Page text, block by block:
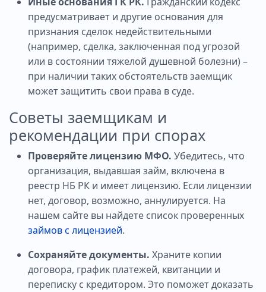
предусматривает и другие основания для
признания сделок недействительными
(например, сделка, заключенная под угрозой
или в состоянии тяжелой душевной болезни) –
при наличии таких обстоятельств заемщик
может защитить свои права в суде.
Советы заемщикам и
рекомендации при спорах
Проверяйте лицензию МФО. Убедитесь, что
организация, выдавшая займ, включена в
реестр НБ РК и имеет лицензию. Если лицензии
нет, договор, возможно, аннулируется. На
нашем сайте вы найдете список проверенных
займов с лицензией.
Сохраняйте документы. Храните копии
договора, график платежей, квитанции и
переписку с кредитором. Это поможет доказать